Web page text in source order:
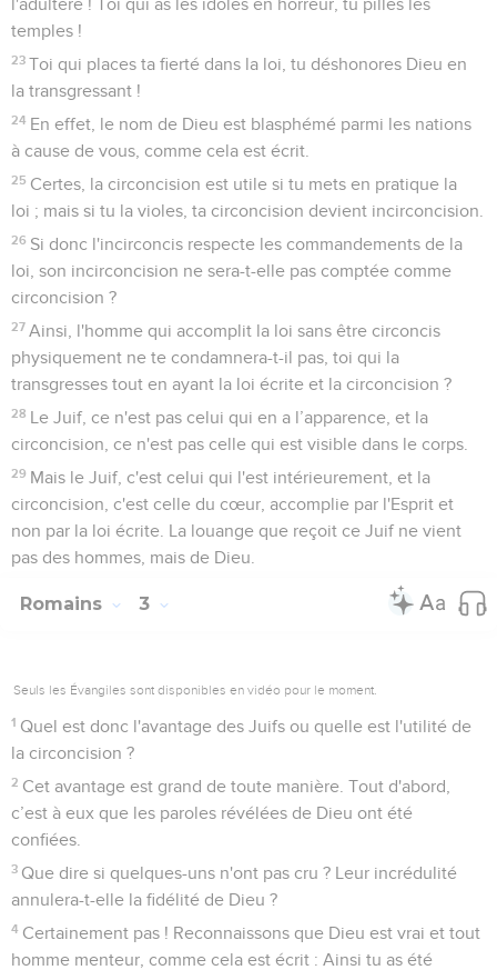
l'adultère ! Toi qui as les idoles en horreur, tu pilles les
temples !
23 Toi qui places ta fierté dans la loi, tu déshonores Dieu en
la transgressant !
24 En effet, le nom de Dieu est blasphémé parmi les nations
à cause de vous, comme cela est écrit.
25 Certes, la circoncision est utile si tu mets en pratique la
loi ; mais si tu la violes, ta circoncision devient incirconcision.
26 Si donc l'incirconcis respecte les commandements de la
loi, son incirconcision ne sera-t-elle pas comptée comme
circoncision ?
27 Ainsi, l'homme qui accomplit la loi sans être circoncis
physiquement ne te condamnera-t-il pas, toi qui la
transgresses tout en ayant la loi écrite et la circoncision ?
28 Le Juif, ce n'est pas celui qui en a l’apparence, et la
circoncision, ce n'est pas celle qui est visible dans le corps.
29 Mais le Juif, c'est celui qui l'est intérieurement, et la
circoncision, c'est celle du cœur, accomplie par l'Esprit et
non par la loi écrite. La louange que reçoit ce Juif ne vient
pas des hommes, mais de Dieu.
Romains 3
Seuls les Évangiles sont disponibles en vidéo pour le moment.
1 Quel est donc l'avantage des Juifs ou quelle est l'utilité de
la circoncision ?
2 Cet avantage est grand de toute manière. Tout d'abord,
c’est à eux que les paroles révélées de Dieu ont été
confiées.
3 Que dire si quelques-uns n'ont pas cru ? Leur incrédulité
annulera-t-elle la fidélité de Dieu ?
4 Certainement pas ! Reconnaissons que Dieu est vrai et tout
homme menteur, comme cela est écrit : Ainsi tu as été